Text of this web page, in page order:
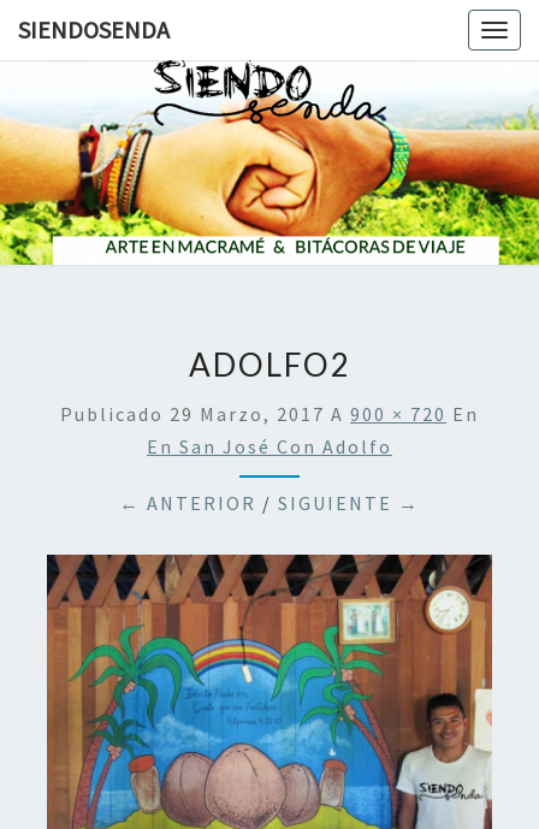
SIENDOSENDA
ADOLFO2
Publicado 29 Marzo, 2017 A 900 × 720 En
En San José Con Adolfo
← ANTERIOR / SIGUIENTE →